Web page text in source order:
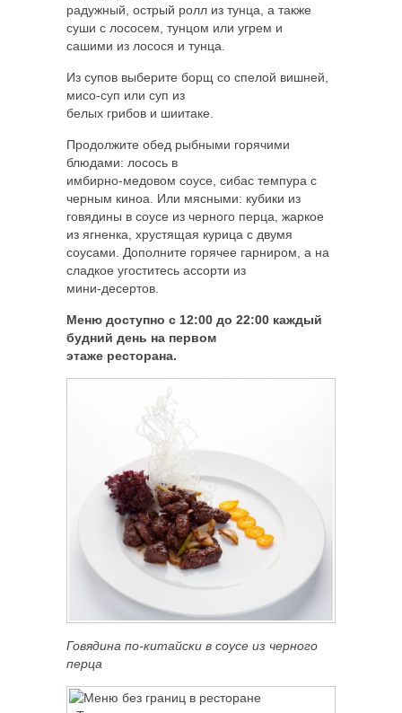
радужный, острый ролл из тунца, а также
суши с лососем, тунцом или угрем и
сашими из лосося и тунца.
Из супов выберите борщ со спелой вишней,
мисо-суп или суп из
белых грибов и шиитаке.
Продолжите обед рыбными горячими
блюдами: лосось в
имбирно-медовом соусе, сибас темпура с
черным киноа. Или мясными: кубики из
говядины в соусе из черного перца, жаркое
из ягненка, хрустящая курица с двумя
соусами. Дополните горячее гарниром, а на
сладкое угоститесь ассорти из
мини-десертов.
Меню доступно с 12:00 до 22:00 каждый
будний день на первом
этаже ресторана.
Говядина по-китайски в соусе из черного
перца